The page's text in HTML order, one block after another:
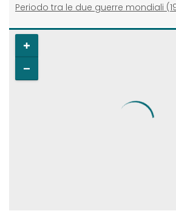
Periodo tra le due guerre mondiali